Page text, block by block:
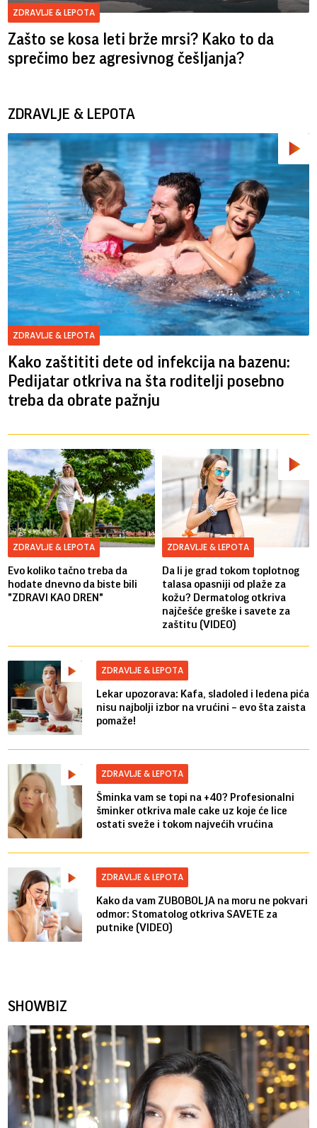
ZDRAVLJE & LEPOTA
Zašto se kosa leti brže mrsi? Kako to da
sprečimo bez agresivnog češljanja?
ZDRAVLJE & LEPOTA
ZDRAVLJE & LEPOTA
Kako zaštititi dete od infekcija na bazenu:
Pedijatar otkriva na šta roditelji posebno
treba da obrate pažnju
ZDRAVLJE & LEPOTA
Evo koliko tačno treba da
hodate dnevno da biste bili
"ZDRAVI KAO DREN"
ZDRAVLJE & LEPOTA
Da li je grad tokom toplotnog
talasa opasniji od plaže za
kožu? Dermatolog otkriva
najčešće greške i savete za
zaštitu (VIDEO)
ZDRAVLJE & LEPOTA
Lekar upozorava: Kafa, sladoled i ledena pića
nisu najbolji izbor na vrućini – evo šta zaista
pomaže!
ZDRAVLJE & LEPOTA
Šminka vam se topi na +40? Profesionalni
šminker otkriva male cake uz koje će lice
ostati sveže i tokom najvećih vrućina
ZDRAVLJE & LEPOTA
Kako da vam ZUBOBOLJA na moru ne pokvari
odmor: Stomatolog otkriva SAVETE za
putnike (VIDEO)
SHOWBIZ